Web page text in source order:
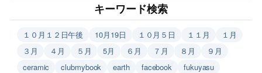
キーワード検索
１０月１２日午後 10月19日 １０月５日 １１月
１月
３月
４月 ５月 5月 ６月 ７月 ８月
９月
ceramic
clubmybook earth facebook
fukuyasu